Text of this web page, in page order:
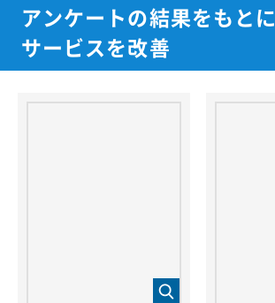
アンケートの結果をもとに
サービスを改善